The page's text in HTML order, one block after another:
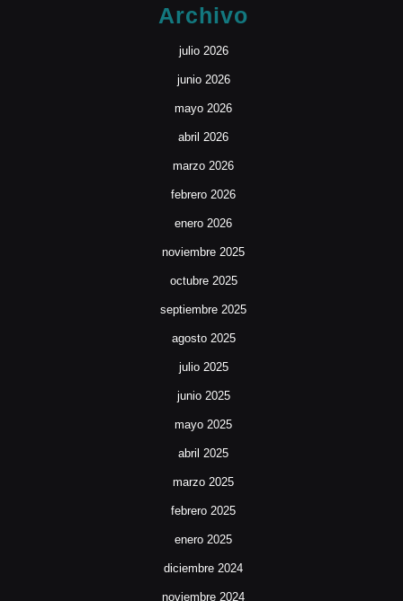
Archivo
julio 2026
junio 2026
mayo 2026
abril 2026
marzo 2026
febrero 2026
enero 2026
noviembre 2025
octubre 2025
septiembre 2025
agosto 2025
julio 2025
junio 2025
mayo 2025
abril 2025
marzo 2025
febrero 2025
enero 2025
diciembre 2024
noviembre 2024